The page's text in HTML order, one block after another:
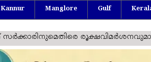
Kannur Manglore Gulf